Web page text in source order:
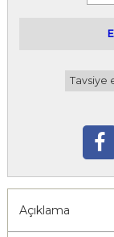
Tavsiye
Açıklama